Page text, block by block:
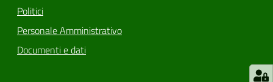
Politici
Personale Amministrativo
Documenti e dati